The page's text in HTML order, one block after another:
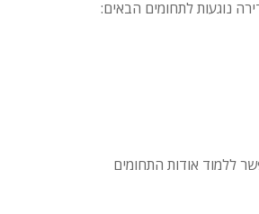
נוגעות לתחומים הבאים:
ללמוד אודות התחומים